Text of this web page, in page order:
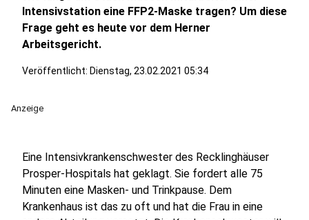
Intensivstation eine FFP2-Maske tragen? Um diese
Frage geht es heute vor dem Herner
Arbeitsgericht.
Veröffentlicht: Dienstag, 23.02.2021 05:34
Anzeige
Eine Intensivkrankenschwester des Recklinghäuser
Prosper-Hospitals hat geklagt. Sie fordert alle 75
Minuten eine Masken- und Trinkpause. Dem
Krankenhaus ist das zu oft und hat die Frau in eine